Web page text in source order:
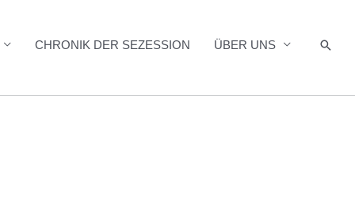
CHRONIK DER SEZESSION ÜBER UNS